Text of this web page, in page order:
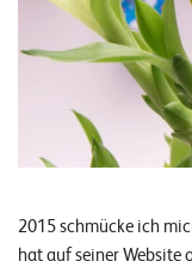
2015 schmücke ich
hat auf seiner Website